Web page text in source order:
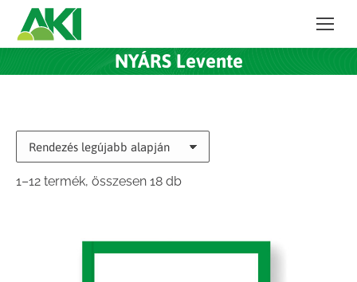
NYÁRS Levente
1–12 termék, összesen 18 dbSorted